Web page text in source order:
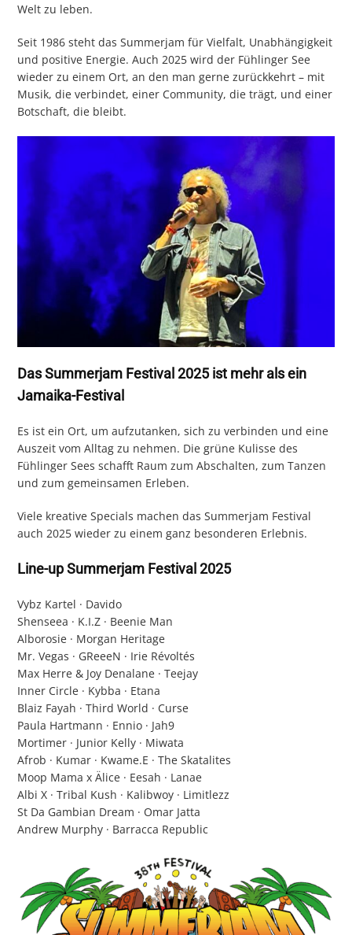
Welt zu leben.
Seit 1986 steht das Summerjam für Vielfalt, Unabhängigkeit
und positive Energie. Auch 2025 wird der Fühlinger See
wieder zu einem Ort, an den man gerne zurückkehrt – mit
Musik, die verbindet, einer Community, die trägt, und einer
Botschaft, die bleibt.
Das Summerjam Festival 2025 ist mehr als ein
Jamaika-Festival
Es ist ein Ort, um aufzutanken, sich zu verbinden und eine
Auszeit vom Alltag zu nehmen. Die grüne Kulisse des
Fühlinger Sees schafft Raum zum Abschalten, zum Tanzen
und zum gemeinsamen Erleben.
Viele kreative Specials machen das Summerjam Festival
auch 2025 wieder zu einem ganz besonderen Erlebnis.
Line-up Summerjam Festival 2025
Vybz Kartel · Davido
Shenseea · K.I.Z · Beenie Man
Alborosie · Morgan Heritage
Mr. Vegas · GReeeN · Irie Révoltés
Max Herre & Joy Denalane · Teejay
Inner Circle · Kybba · Etana
Blaiz Fayah · Third World · Curse
Paula Hartmann · Ennio · Jah9
Mortimer · Junior Kelly · Miwata
Afrob · Kumar · Kwame.E · The Skatalites
Moop Mama x Älice · Eesah · Lanae
Albi X · Tribal Kush · Kalibwoy · Limitlezz
St Da Gambian Dream · Omar Jatta
Andrew Murphy · Barracca Republic